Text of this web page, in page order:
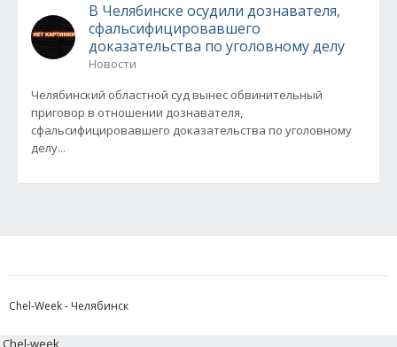
В Челябинске осудили дознавателя,
сфальсифицировавшего
доказательства по уголовному делу
Новости
Челябинский областной суд вынес обвинительный
приговор в отношении дознавателя,
сфальсифицировавшего доказательства по уголовному
делу...
Chel-Week - Челябинск
Chel-week